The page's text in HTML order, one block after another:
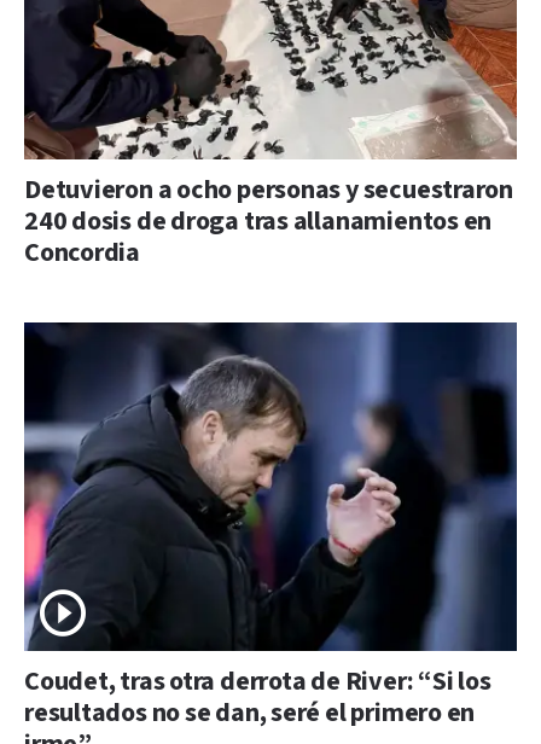
Detuvieron a ocho personas y secuestraron
240 dosis de droga tras allanamientos en
Concordia
Coudet, tras otra derrota de River: “Si los
resultados no se dan, seré el primero en